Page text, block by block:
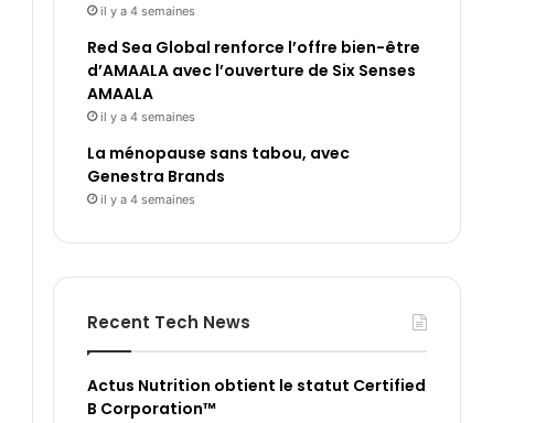
il y a 4 semaines
Red Sea Global renforce l’offre bien-être
d’AMAALA avec l’ouverture de Six Senses
AMAALA
il y a 4 semaines
La ménopause sans tabou, avec
Genestra Brands
il y a 4 semaines
Recent Tech News
Actus Nutrition obtient le statut Certified
B Corporation™